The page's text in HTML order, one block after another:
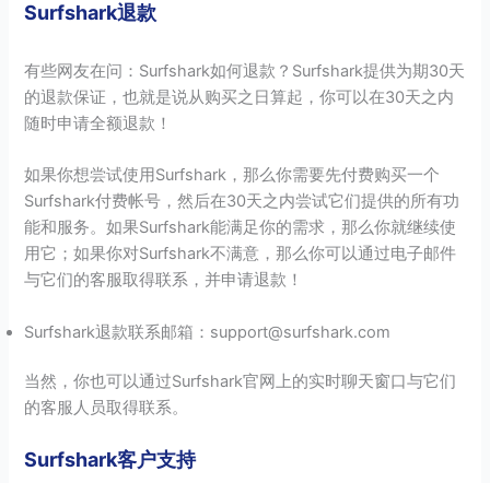
Surfshark退款
有些网友在问：Surfshark如何退款？Surfshark提供为期30天
的退款保证，也就是说从购买之日算起，你可以在30天之内
随时申请全额退款！
如果你想尝试使用Surfshark，那么你需要先付费购买一个
Surfshark付费帐号，然后在30天之内尝试它们提供的所有功
能和服务。如果Surfshark能满足你的需求，那么你就继续使
用它；如果你对Surfshark不满意，那么你可以通过电子邮件
与它们的客服取得联系，并申请退款！
Surfshark退款联系邮箱：support@surfshark.com
当然，你也可以通过Surfshark官网上的实时聊天窗口与它们
的客服人员取得联系。
Surfshark客户支持